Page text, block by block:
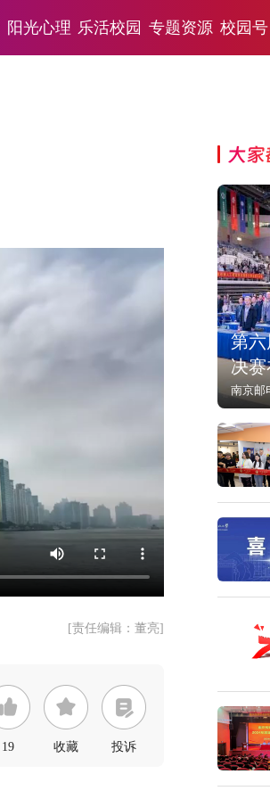
阳光心理 乐活校园 专题资源 校园号
[责任编辑：董亮]
19 收藏 投诉
大
第
决
南京邮